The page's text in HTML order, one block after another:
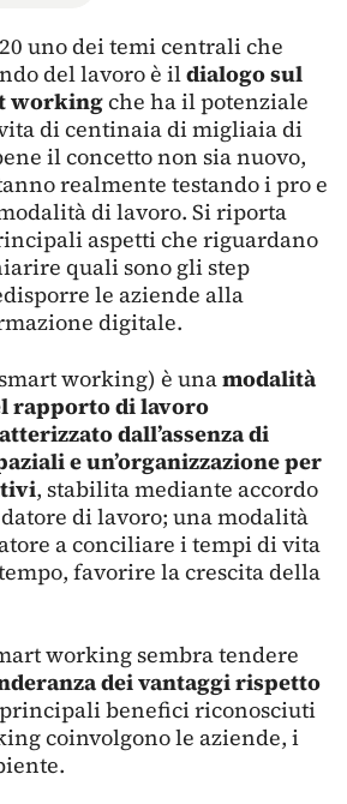
uno dei temi centrali che
del lavoro è ildialogo sul
workingche ha il potenziale
di centinaia di migliaia di
il concetto non sia nuovo,
realmente testando i pro e
di lavoro. Si riporta
aspetti che riguardano
quali sono gli step
le aziende alla
digitale.
working) è unamodalità
rapporto di lavoro
dall’assenza di
e un’organizzazione per
, stabilita mediante accordo
di lavoro; una modalità
a conciliare i tempi di vita
favorire la crescita della
working sembra tendere
dei vantaggi rispetto
benefici riconosciuti
coinvolgono le aziende, i